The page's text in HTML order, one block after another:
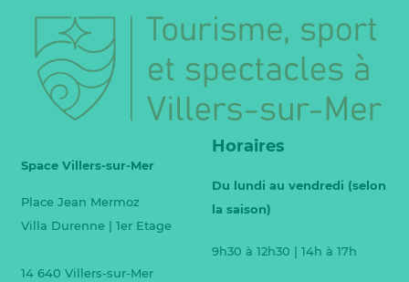
Space Villers-sur-Mer
Place Jean Mermoz
Villa Durenne | 1er Etage
14 640 Villers-sur-Mer
Horaires
Du lundi au vendredi (selon
la saison)
9h30 à 12h30 | 14h à 17h